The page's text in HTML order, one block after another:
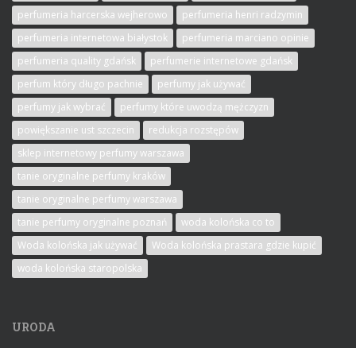
perfumeria harcerska wejherowo
perfumeria henri radzymin
perfumeria internetowa białystok
perfumeria marciano opinie
perfumeria quality gdańsk
perfumerie internetowe gdańsk
perfum który długo pachnie
perfumy jak używać
perfumy jak wybrać
perfumy które uwodzą mężczyzn
powiększanie ust szczecin
redukcja rozstępów
sklep internetowy perfumy warszawa
tanie oryginalne perfumy kraków
tanie oryginalne perfumy warszawa
tanie perfumy oryginalne poznań
woda kolońska co to
Woda kolońska jak używać
Woda kolońska prastara gdzie kupić
woda kolońska staropolska
URODA